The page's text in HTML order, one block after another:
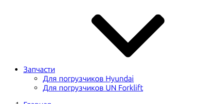
Запчасти
Для погрузчиков Hyundai
Для погрузчиков UN Forklift